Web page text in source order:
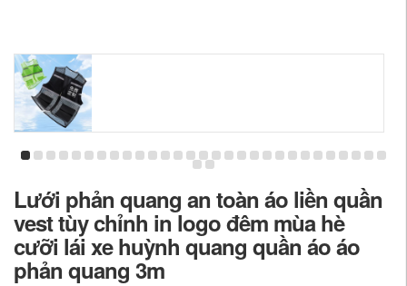
Lưới phản quang an toàn áo liền quần
vest tùy chỉnh in logo đêm mùa hè
cưỡi lái xe huỳnh quang quần áo áo
phản quang 3m